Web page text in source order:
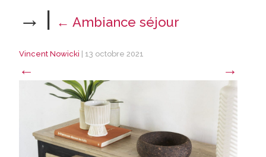
→ | ← Ambiance séjour
Vincent Nowicki 13 octobre 2021
← →